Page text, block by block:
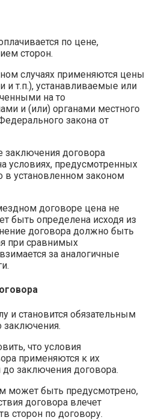
по цене,
сторон.
случаях применяются цены
и т.п.), устанавливаемые или
на то
и (или) органами местного
закона от
договора
условиях, предусмотренных
в установленном законом
договоре цена не
быть определена исходя из
договора должно быть
при сравнимых
за аналогичные
и становится обязательным
заключения.
что условия
применяются к их
заключения договора.
может быть предусмотрено,
договора влечет
сторон по договору.